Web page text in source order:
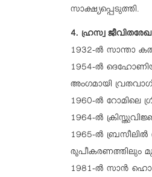
സാക്ഷ്യപ്പെടുത്തി.
4. ഹ്രസ്വ ജീവിതരേഖ
1932-ല്‍ സാന്താ
1954-ല്‍
അംഗമായി
1960-ല്‍ റോമിലെ
1964-ല്‍
1965-ല്‍ ബ്രസീലില്‍
രൂപീകരണത്തിലും
1981-ല്‍ സാന്‍